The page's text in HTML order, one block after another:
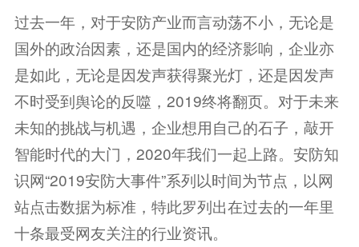
过去一年，对于安防产业而言动荡不小，无论是
国外的政治因素，还是国内的经济影响，企业亦
是如此，无论是因发声获得聚光灯，还是因发声
不时受到舆论的反噬，2019终将翻页。对于未来
未知的挑战与机遇，企业想用自己的石子，敲开
智能时代的大门，2020年我们一起上路。安防知
识网“2019安防大事件”系列以时间为节点，以网
站点击数据为标准，特此罗列出在过去的一年里
十条最受网友关注的行业资讯。